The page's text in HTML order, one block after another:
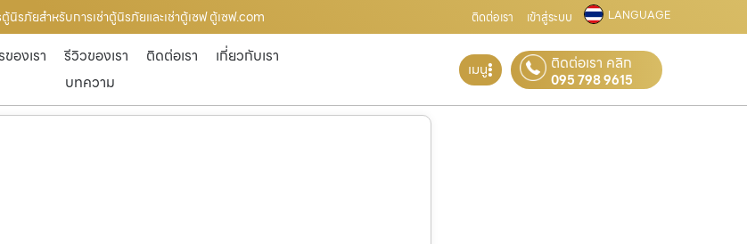
นิรภัยสำหรับการเช่าตู้นิรภัยและเช่าตู้เซฟ ตู้เซฟ.com ติดต่อเรา เข้าสู่ระบบ LANGUAGE
องเรา รีวิวของเรา ติดต่อเรา
เกี่ยวกับเรา
บทความ
เมนู ติดต่อเรา คลิก
095 798 9615